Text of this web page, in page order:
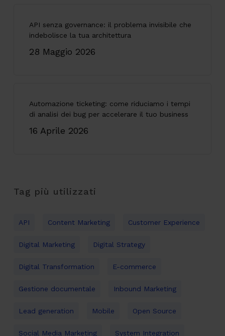
API senza governance: il problema invisibile che
indebolisce la tua architettura
28 Maggio 2026
Automazione ticketing: come riduciamo i tempi
di analisi dei bug per accelerare il tuo business
16 Aprile 2026
Tag più utilizzati
API Content Marketing Customer Experience
Digital Marketing Digital Strategy
Digital Transformation E-commerce
Gestione documentale Inbound Marketing
Lead generation Mobile Open Source
Social Media Marketing System Integration